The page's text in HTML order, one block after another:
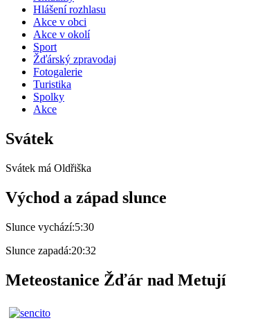
Hlášení rozhlasu
Akce v obci
Akce v okolí
Sport
Žďárský zpravodaj
Fotogalerie
Turistika
Spolky
Akce
Svátek
Svátek má Oldřiška
Východ a západ slunce
Slunce vychází:5:30
Slunce zapadá:20:32
Meteostanice Žďár nad Metují